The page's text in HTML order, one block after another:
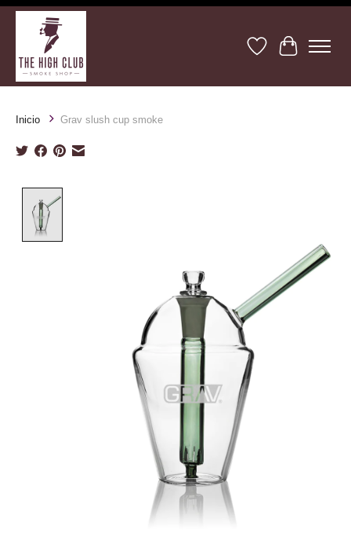
Lista de deseos
Cesta
Inicio Grav slush cup smoke